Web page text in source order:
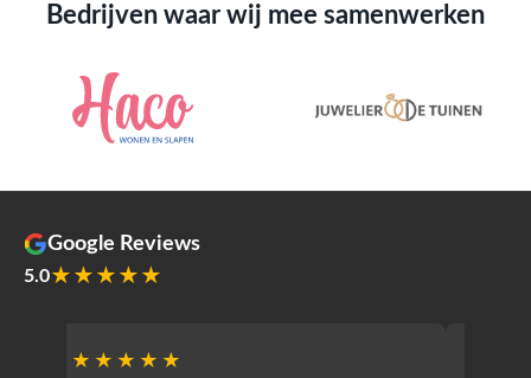
Bedrijven waar wij mee samenwerken
Google Reviews
5.0★★★★★
★★★★★